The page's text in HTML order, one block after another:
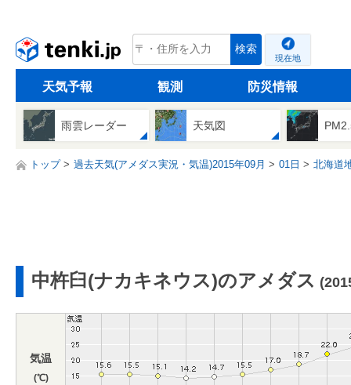
tenki.jp 検索
現在地
天気予報 観測 防災情報
雨雲レーダー 天気図
トップ 過去天気(アメダス実況・気温)2015年09月 01日 北海道
中杵臼(ナカキネウス)のアメダス
気温
(℃)